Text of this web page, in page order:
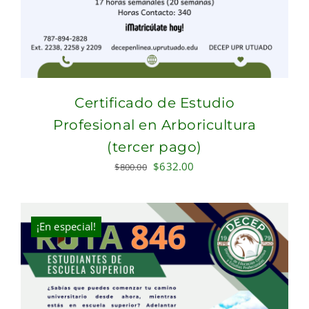
Certificado de Estudio
Profesional en Arboricultura
(tercer pago)
$800.00 Original
was:
$800.00.
$632.00
is:
$632.00.
¡En especial!